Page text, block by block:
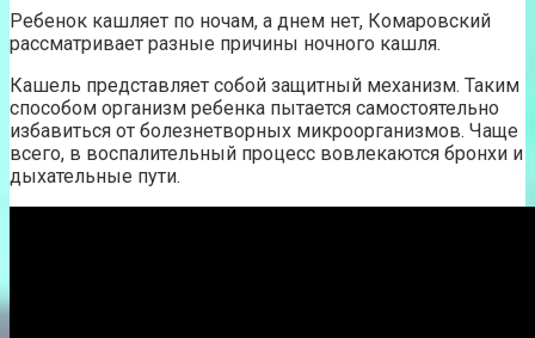
Ребенок кашляет по ночам, а днем нет, Комаровский
рассматривает разные причины ночного кашля.
Кашель представляет собой защитный механизм. Таким
способом организм ребенка пытается самостоятельно
избавиться от болезнетворных микроорганизмов. Чаще
всего, в воспалительный процесс вовлекаются бронхи и
дыхательные пути.